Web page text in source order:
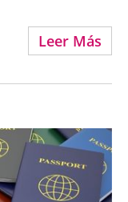
Leer Más